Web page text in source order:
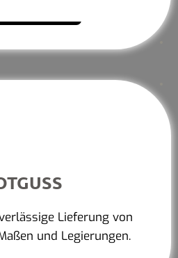
Lieferung von
und Legierungen.